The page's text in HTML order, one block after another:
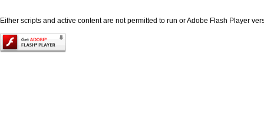
Either scripts and active content are not permitted to run or Adobe Flash Player